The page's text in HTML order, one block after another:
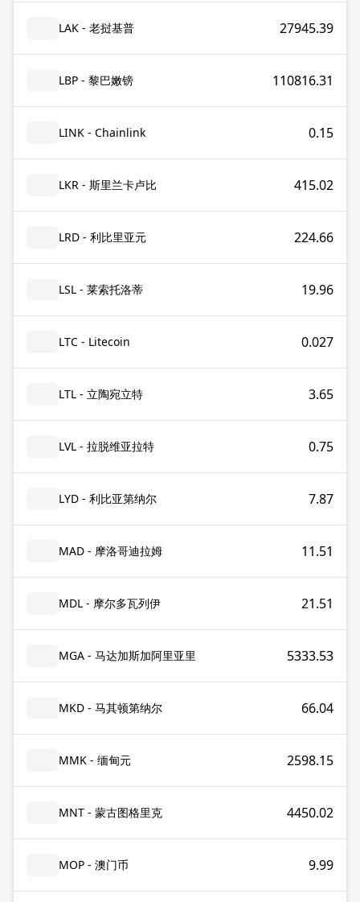
LAK - 老挝基普 27945.39
LBP - 黎巴嫩镑 110816.31
LINK - Chainlink 0.15
LKR - 斯里兰卡卢比 415.02
LRD - 利比里亚元 224.66
LSL - 莱索托洛蒂 19.96
LTC - Litecoin 0.027
LTL - 立陶宛立特 3.65
LVL - 拉脱维亚拉特 0.75
LYD - 利比亚第纳尔 7.87
MAD - 摩洛哥迪拉姆 11.51
MDL - 摩尔多瓦列伊 21.51
MGA - 马达加斯加阿里亚里 5333.53
MKD - 马其顿第纳尔 66.04
MMK - 缅甸元 2598.15
MNT - 蒙古图格里克 4450.02
MOP - 澳门币 9.99